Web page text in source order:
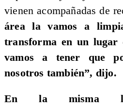
vienen acompañadas de
área la vamos a
transforma en un lugar
vamos a tener que
nosotros también”, dijo.
En la misma